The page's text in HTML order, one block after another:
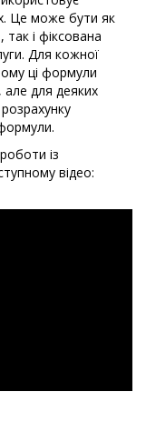
Це може бути як
так і фіксована
Для кожної
ці формули
але для деяких
із
відео: